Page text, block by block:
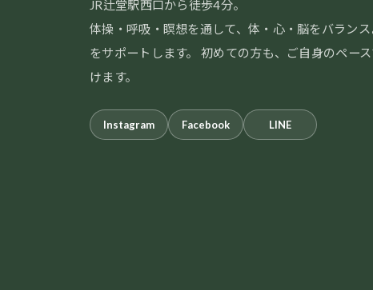
JR辻堂駅西口から徒歩4分。
体操・呼吸・瞑想を通して、体・心・脳をバラン
をサポートします。 初めての方も、ご自身のペー
けます。
Instagram Facebook LINE